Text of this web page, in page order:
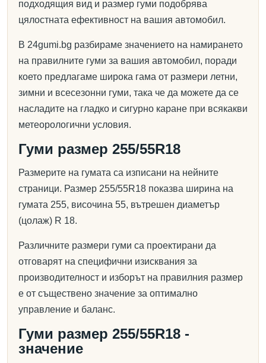
подходящия вид и размер гуми подобрява
цялостната ефективност на вашия автомобил.
В 24gumi.bg разбираме значението на намирането
на правилните гуми за вашия автомобил, поради
което предлагаме широка гама от размери летни,
зимни и всесезонни гуми, така че да можете да се
насладите на гладко и сигурно каране при всякакви
метеорологични условия.
Гуми размер 255/55R18
Размерите на гумата са изписани на нейните
страници. Размер 255/55R18 показва ширина на
гумата 255, височина 55, вътрешен диаметър
(цолаж) R 18.
Различните размери гуми са проектирани да
отговарят на специфични изисквания за
производителност и изборът на правилния размер
е от съществено значение за оптимално
управление и баланс.
Гуми размер 255/55R18 -
значение